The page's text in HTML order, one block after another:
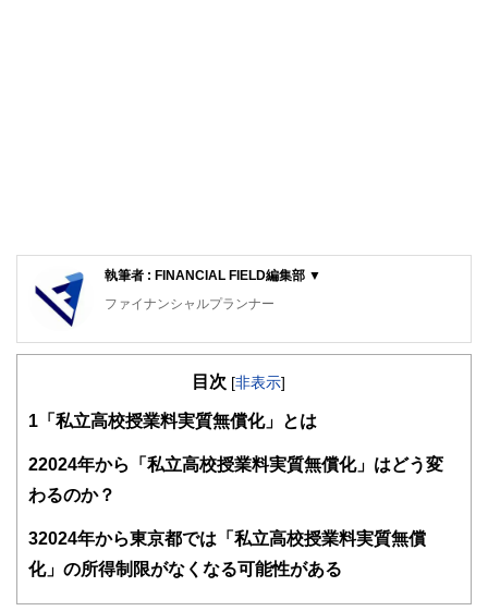
執筆者 : FINANCIAL FIELD編集部 ▼
ファイナンシャルプランナー
FinancialField編集部は、金融、経済に関する記事を、日々
知識がない方でも理解できるようわかりやすく発信していま
得者を中心に「お金や暮らし」に関する書籍・雑誌の編集経
験者で構成され、企画立案から記事掲載まですべての工程に
関わることで、読者目線のコンテンツを追求しています。
FinancialFieldの特徴は、ファイナンシャルプランナー、弁
ドバイザー、DCプランナー、公認会計士、社会保険労務
目次 [非表示]
1 「私立高校授業料実質無償化」とは
22024年から「私立高校授業料実質無償化」はどう変
わるのか？
32024年から東京都では「私立高校授業料実質無償
化」の所得制限がなくなる可能性がある